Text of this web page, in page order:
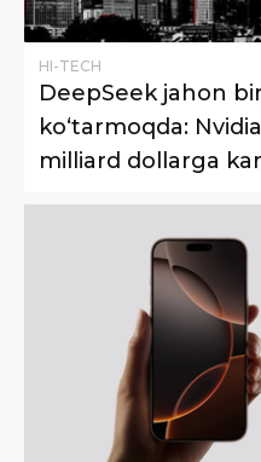
HI-TECH
DeepSeek jahon
ko‘tarmoqda:
milliard dollarga